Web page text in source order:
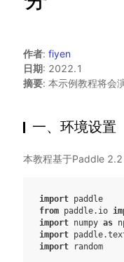
作者: fiyen
日期: 2022.1
摘要: 本示例教程将会
一、环境设置
本教程基于Paddle
import paddle
from paddle.io
import numpy as
import
import
random